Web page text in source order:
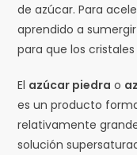
de azúcar. Para
aprendido a
para que los
El azúcar piedra o
es un producto
relativamente
solución